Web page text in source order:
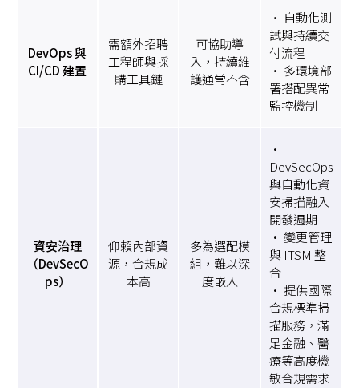
DevOps 與
CI/CD 建置
需額外招聘
工程師與採
購工具鏈
可協助導
入，持續維
護通常不含
• 自動化測
試與持續交
付流程
• 多環境部
署搭配異常
監控機制
資安治理
（DevSecO
ps）
仰賴內部資
源，合規成
本高
多為選配模
組，難以深
度嵌入
•
DevSecOps
與自動化資
安掃描融入
開發週期
• 變更管理
與 ITSM 整
合
• 提供國際
合規標準掃
描服務，滿
足金融、醫
療等高度機
敏合規需求